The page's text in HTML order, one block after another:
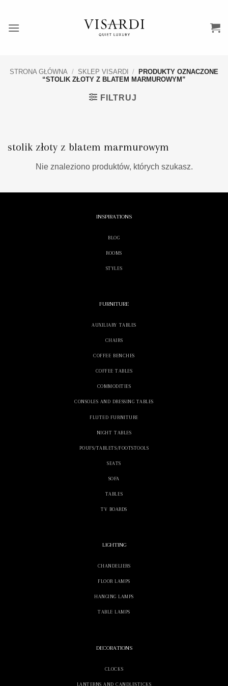
zawartości
STRONA GŁÓWNA / SKLEP VISARDI /
PRODUKTY OZNACZONE
“STOLIK ZŁOTY Z BLATEM MARMUROWYM”
FILTRUJ
stolik złoty z blatem marmurowym
Nie znaleziono produktów, których szukasz.
INSPIRATIONS
BLOG
ROOMS
STYLES
FURNITURE
AUXILIARY TABLES
CHAIRS
COFFEE BENCHES
COFFEE TABLES
COMMODITIES
CONSOLES AND DRESSING TABLES
FLUTED FURNITURE
NIGHT TABLES
POUFS/TABLETS/FOOTSTOOLS
SEATS
SOFA
TABLES
TV BOARDS
LIGHTING
CHANDELIERS
FLOOR LAMPS
HANGING LAMPS
TABLE LAMPS
DECORATIONS
CLOCKS
LANTERNS AND CANDLESTICKS